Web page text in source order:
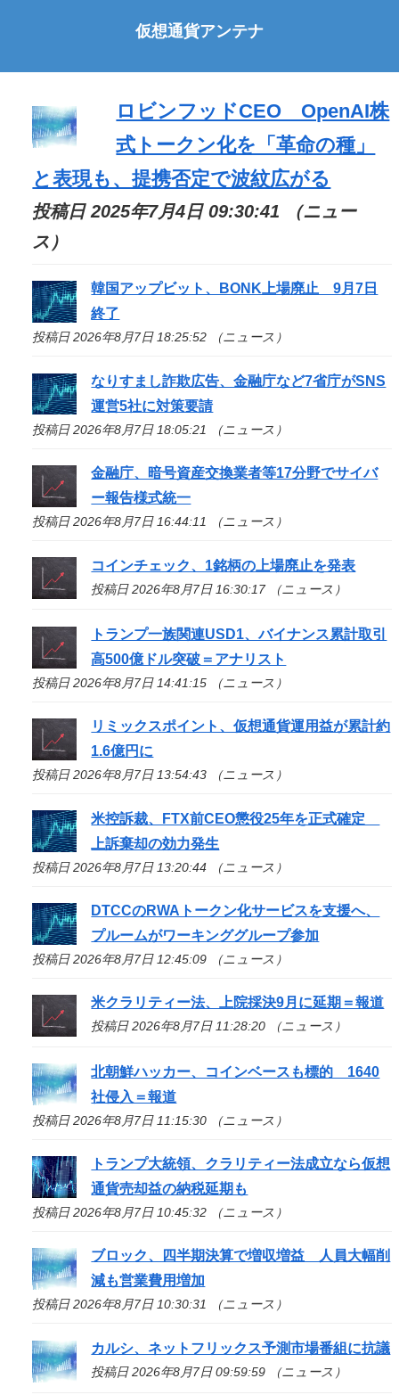
仮想通貨アンテナ
ロビンフッドCEO OpenAI株
式トークン化を「革命の種」
と表現も、提携否定で波紋広がる
投稿日 2025年7月4日 09:30:41 （ニュー
ス）
韓国アップビット、BONK上場廃止 9月7日
終了
投稿日 2026年8月7日 18:25:52 （ニュース）
なりすまし詐欺広告、金融庁など7省庁がSNS
運営5社に対策要請
投稿日 2026年8月7日 18:05:21 （ニュース）
金融庁、暗号資産交換業者等17分野でサイバ
ー報告様式統一
投稿日 2026年8月7日 16:44:11 （ニュース）
コインチェック、1銘柄の上場廃止を発表
投稿日 2026年8月7日 16:30:17 （ニュース）
トランプ一族関連USD1、バイナンス累計取引
高500億ドル突破＝アナリスト
投稿日 2026年8月7日 14:41:15 （ニュース）
リミックスポイント、仮想通貨運用益が累計約
1.6億円に
投稿日 2026年8月7日 13:54:43 （ニュース）
米控訴裁、FTX前CEO懲役25年を正式確定
上訴棄却の効力発生
投稿日 2026年8月7日 13:20:44 （ニュース）
DTCCのRWAトークン化サービスを支援へ、
プルームがワーキンググループ参加
投稿日 2026年8月7日 12:45:09 （ニュース）
米クラリティー法、上院採決9月に延期＝報道
投稿日 2026年8月7日 11:28:20 （ニュース）
北朝鮮ハッカー、コインベースも標的 1640
社侵入＝報道
投稿日 2026年8月7日 11:15:30 （ニュース）
トランプ大統領、クラリティー法成立なら仮想
通貨売却益の納税延期も
投稿日 2026年8月7日 10:45:32 （ニュース）
ブロック、四半期決算で増収増益 人員大幅削
減も営業費用増加
投稿日 2026年8月7日 10:30:31 （ニュース）
カルシ、ネットフリックス予測市場番組に抗議
投稿日 2026年8月7日 09:59:59 （ニュース）